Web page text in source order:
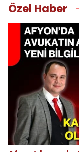
Özel Haber